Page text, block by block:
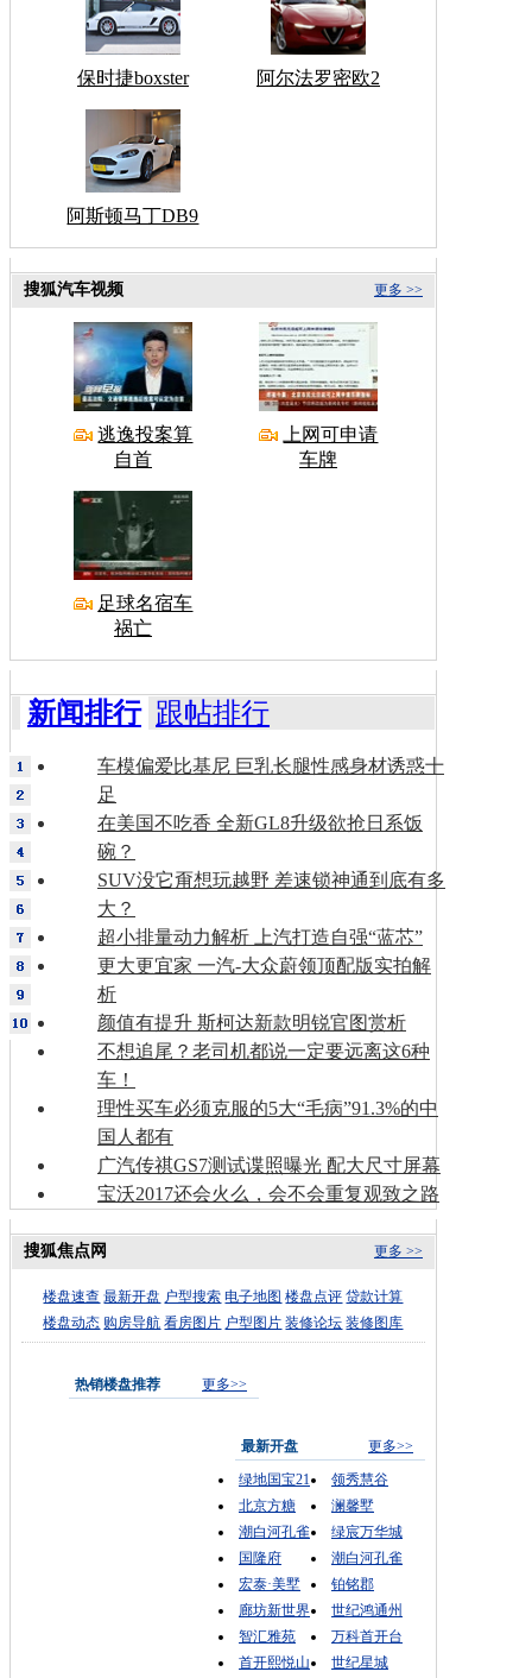
保时捷boxster 阿尔法罗密欧2
阿斯顿马丁DB9
更多 >>
搜狐汽车视频
逃逸投案算
自首
上网可申请
车牌
足球名宿车
祸亡
新闻排行 跟帖排行
车模偏爱比基尼 巨乳长腿性感身材诱惑十
足
在美国不吃香 全新GL8升级欲抢日系饭
碗？
SUV没它甭想玩越野 差速锁神通到底有多
大？
超小排量动力解析 上汽打造自强“蓝芯”
更大更宜家 一汽-大众蔚领顶配版实拍解
析
颜值有提升 斯柯达新款明锐官图赏析
不想追尾？老司机都说一定要远离这6种
车！
理性买车必须克服的5大“毛病”91.3%的中
国人都有
广汽传祺GS7测试谍照曝光 配大尺寸屏幕
宝沃2017还会火么，会不会重复观致之路
更多 >>
搜狐焦点网
楼盘速查 最新开盘 户型搜索 电子地图 楼盘点评 贷款计算
楼盘动态 购房导航 看房图片 户型图片 装修论坛 装修图库
热销楼盘推荐 更多>>
最新开盘
更多>>
绿地国宝21
领秀慧谷
北京方糖
澜馨墅
潮白河孔雀
绿宸万华城
国隆府
潮白河孔雀
宏泰·美墅
铂铭郡
廊坊新世界
世纪鸿通州
智汇雅苑
万科首开台
首开熙悦山
世纪星城